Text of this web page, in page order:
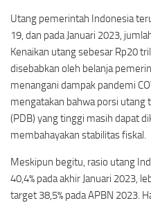
Utang pemerintah Indonesia
19, dan pada Januari 2023,
Kenaikan utang sebesar Rp20
disebabkan oleh belanja
menangani dampak pandemi
mengatakan bahwa porsi
(PDB) yang tinggi masih dapat
membahayakan stabilitas fiskal.
Meskipun begitu, rasio utang
40,4% pada akhir Januari 2023,
target 38,5% pada APBN 2023.